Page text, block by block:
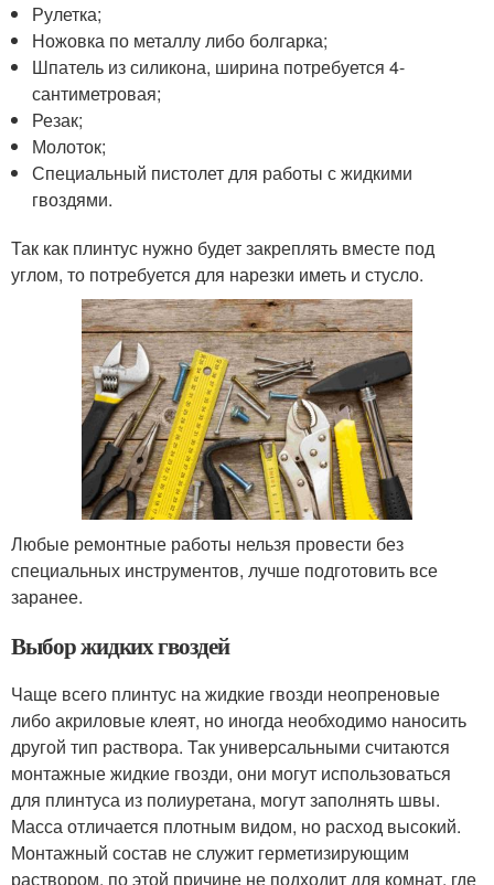
Рулетка;
Ножовка по металлу либо болгарка;
Шпатель из силикона, ширина потребуется 4-
сантиметровая;
Резак;
Молоток;
Специальный пистолет для работы с жидкими
гвоздями.
Так как плинтус нужно будет закреплять вместе под
углом, то потребуется для нарезки иметь и стусло.
Любые ремонтные работы нельзя провести без
специальных инструментов, лучше подготовить все
заранее.
Выбор жидких гвоздей
Чаще всего плинтус на жидкие гвозди неопреновые
либо акриловые клеят, но иногда необходимо наносить
другой тип раствора. Так универсальными считаются
монтажные жидкие гвозди, они могут использоваться
для плинтуса из полиуретана, могут заполнять швы.
Масса отличается плотным видом, но расход высокий.
Монтажный состав не служит герметизирующим
раствором, по этой причине не подходит для комнат, где